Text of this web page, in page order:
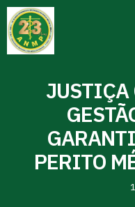
JUSTIÇA
PERITO